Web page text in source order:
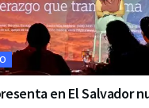
en El Salvador